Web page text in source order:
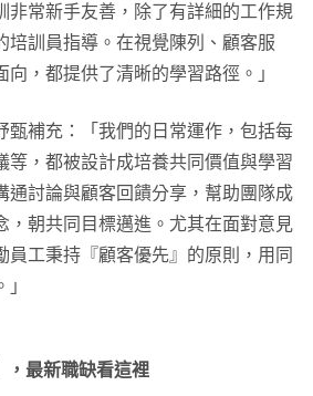
非常新手友善，除了有詳細的工作規
培訓員指導。在視覺陳列、顧客服
，都提供了清晰的學習路徑。」
甄補充：「我們的日常運作，包括每
等，都被設計成培養共同價值與學習
通討論與顧客回饋分享，幫助團隊成
，朝共同目標邁進。尤其在面對意見
員工秉持『顧客優先』的原則，用同
，最新職缺看這裡